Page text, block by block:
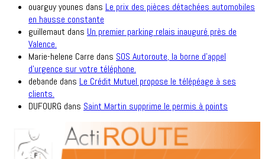
ouarguy younes dans Le prix des pièces détachées automobiles
en hausse constante
guillemaut dans Un premier parking relais inauguré près de
Valence.
Marie-helene Carre dans SOS Autoroute, la borne d’appel
d’urgence sur votre téléphone.
debande dans Le Crédit Mutuel propose le télépéage à ses
clients.
DUFOURG dans Saint Martin supprime le permis à points